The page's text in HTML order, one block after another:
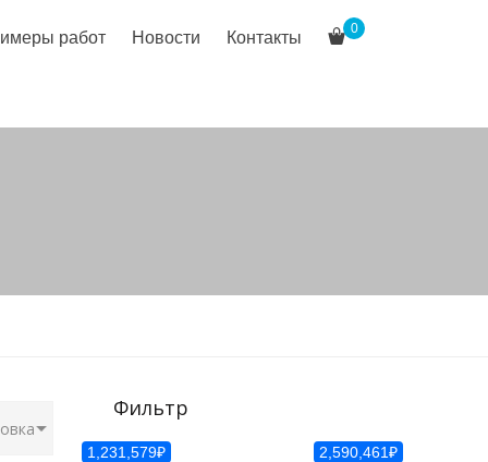
работ Новости Контакты 0
Фильтр
1,231,579₽ 2,590,461₽